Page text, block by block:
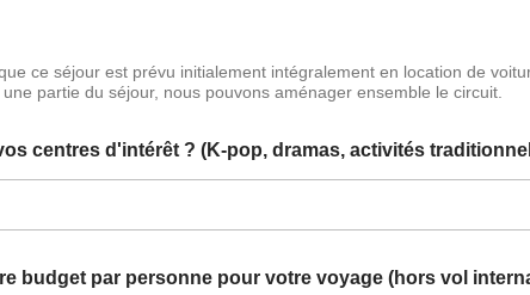
ce séjour est prévu initialement intégralement en location de
partie du séjour, nous pouvons aménager ensemble le circuit.
centres d'intérêt ? (K-pop, dramas, activités
budget par personne pour votre voyage (hors vol